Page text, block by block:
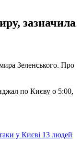
зазначила
Зеленського. Про
по Києву о 5:00,
у Києві 13 людей